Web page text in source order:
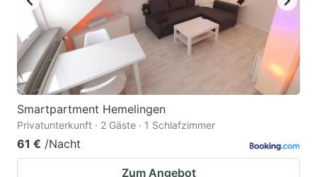
Smartpartment Hemelingen
Privatunterkunft · 2 Gäste · 1 Schlafzimmer
61 € /Nacht
Zum Angebot